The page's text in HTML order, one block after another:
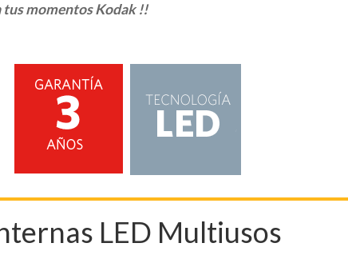
tus momentos Kodak !!
LED Multiusos